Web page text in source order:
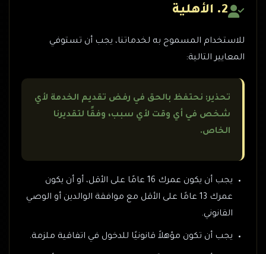
2. الأهلية
للاستخدام المسموح به لخدماتنا، يجب أن تستوفي
المعايير التالية:
تحذير: نحتفظ بالحق في رفض تقديم الخدمة لأي
شخص في أي وقت لأي سبب، وفقًا لتقديرنا
الخاص.
يجب أن يكون عمرك 16 عامًا على الأقل، أو أن يكون
عمرك 13 عامًا على الأقل مع موافقة الوالدين أو الوصي
القانوني.
يجب أن تكون مؤهلاً قانونيًا للدخول في اتفاقية ملزمة.